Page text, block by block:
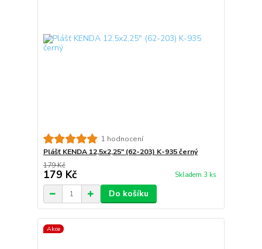
1 hodnocení
Plášť KENDA 12,5x2,25" (62-203) K-935 černý
179 Kč
179 Kč Skladem 3 ks
Do košíku
Akce